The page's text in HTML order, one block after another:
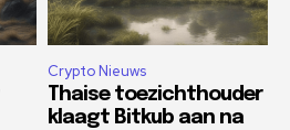
Crypto Nieuws
Thaise toezichthouder
klaagt Bitkub aan na